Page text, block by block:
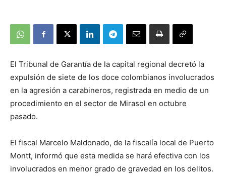
El Tribunal de Garantía de la capital regional decretó la
expulsión de siete de los doce colombianos involucrados
en la agresión a carabineros, registrada en medio de un
procedimiento en el sector de Mirasol en octubre
pasado.
El fiscal Marcelo Maldonado, de la fiscalía local de Puerto
Montt, informó que esta medida se hará efectiva con los
involucrados en menor grado de gravedad en los delitos.